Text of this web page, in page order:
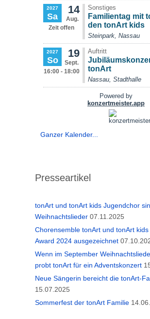
Ganzer Kalender...
Presseartikel
tonArt und tonArt kids Jugendchor
Weihnachtslieder 07.11.2025
Chorensemble tonArt und tonArt
Award 2024 ausgezeichnet
Wenn im September
probt tonArt für ein Adventskonzert
Neue Sängerin bereicht die tonArt-
15.07.2025
Sommerfest der tonArt Familie